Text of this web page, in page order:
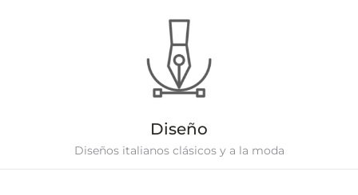
Diseño
Diseños italianos clásicos y a la moda